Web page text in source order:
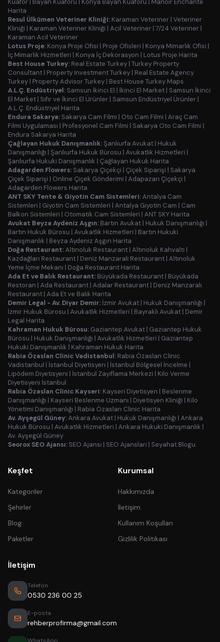
Kuaför | Bayan Kuaförü | Konya Bayan Kuaförü | Manoir Enchante
Harita
Resul Ülkümen Veteriner Kliniği: Karaman Veteriner | Veteriner
Kliniği | Karaman Veteriner Kliniği | Acil Veteriner | 7/24 Veteriner |
Karaman Acil Veteriner
Lotus Proje: Konya Proje Ofisi | Proje Ofisleri | Konya Mimarlık Ofisi |
İç Mimarlık Hizmetleri | Konya İç Dekorasyon | Lotus Proje Harita
Best House Turkey: Real Estate Turkey | Turkey Property
Consultant | Property Investment Turkey | Real Estate Agency
Turkey | Property Advisor Turkey | Best House Turkey Maps
A.L.Ç. Endüstriyel: Samsun İkinci El | İkinci El Market | Samsun İkinci
El Market | Sıfır ve İkinci El Ürünler | Samsun Endüstriyel Ürünler |
A.L.Ç. Endüstriyel Harita
Endura Sakarya: Sakarya Cam Filmi | Oto Cam Filmi | Araç Cam
Filmi Uygulaması | Profesyonel Cam Filmi | Sakarya Oto Cam Filmi |
Endura Sakarya Harita
Çağlayan Hukuk Danışmanlık:Şanlıurfa Avukat | Hukuk
Danışmanlığı | Şanlıurfa Hukuk Bürosu | Avukatlık Hizmetleri |
Şanlıurfa Hukuki Danışmanlık | Çağlayan Hukuk Harita
Adagarden Flowers: Sakarya Çiçekçi | Çiçek Siparişi | Sakarya
Çiçek Siparişi | Online Çiçek Gönderimi | Adapazarı Çiçekçi |
Adagarden Flowers Harita
ANT SKY Tente & Giyotin Cam Sistemleri:Antalya Cam
Sistemleri | Giyotin Cam Sistemleri | Antalya Giyotin Cam | Cam
Balkon Sistemleri | Otomatik Cam Sistemleri | ANT SKY Harita
Avukat Beyza Aydeniz Aşgın: Bartın Avukat | Hukuk Danışmanlığı |
Bartın Hukuk Bürosu | Avukatlık Hizmetleri | Bartın Hukuki
Danışmanlık | Beyza Aydeniz Aşgın Harita
Doğa Restaurant:Altınoluk Restaurant | Altınoluk Kahvaltı |
Kazdağları Restaurant | Deniz Manzaralı Restaurant | Altınoluk
Yeme İçme Mekanı | Doğa Restaurant Harita
Ada Et ve Balık Restaurant: Büyükada Restaurant | Büyükada
Restoran | Ada Restaurant | Adalar Restaurant | Deniz Manzaralı
Restaurant | Ada Et ve Balık Harita
Demir Legal - Av. Diyar Demir: İzmir Avukat | Hukuk Danışmanlığı |
İzmir Hukuk Bürosu | Avukatlık Hizmetleri | Bayraklı Avukat | Demir
Legal Harita
Kahraman Hukuk Bürosu: Gaziantep Avukat | Gaziantep Hukuk
Bürosu | Hukuk Danışmanlığı | Avukatlık Hizmetleri | Gaziantep
Hukuki Danışmanlık | Kahraman Hukuk Harita
Rabia Özaslan Clinic Vadistanbul: Rabia Özaslan Clinic
Vadistanbul | İstanbul Diyetisyen | İstanbul Bölgesel İncelme |
Lipödem Diyetisyeni | İstanbul Zayıflama Merkezi | Kilo Verme
Diyetisyeni İstanbul
Rabia Özaslan Clinic Kayseri: Kayseri Diyetisyen | Beslenme
Danışmanlığı | Kayseri Beslenme Uzmanı | Diyetisyen Kliniği | Kilo
Yönetimi Danışmanlığı | Rabia Özaslan Clinic Harita
Av. Ayşegül Güney:Ankara Avukat | Hukuk Danışmanlığı | Ankara
Hukuk Bürosu | Avukatlık Hizmetleri | Ankara Hukuki Danışmanlık |
Av. Ayşegül Güney
Seorox SEO Ajansı: SEO Ajansı | SEO Ajansları | Seyahat Blogu
Keşfet
Kategoriler
Şehirler
Blog
Paketler
Kurumsal
Hakkımızda
İletişim
Kullanım Koşulları
Gizlilik Politikası
İletişim
Telefon
0530 236 00 25
E-posta
rehberprofirma@gmail.com